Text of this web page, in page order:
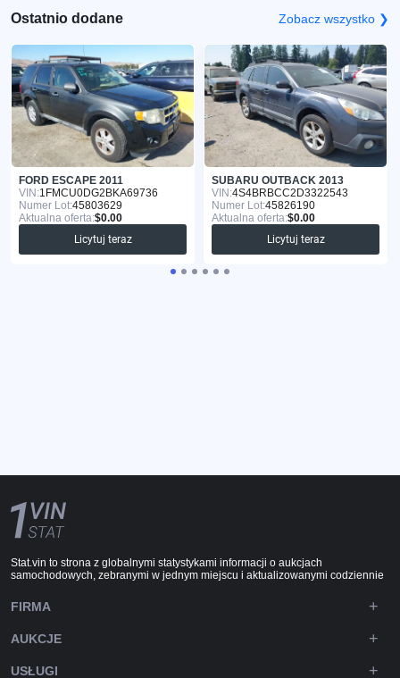
Ostatnio dodane Zobacz wszystko ❯
FORD ESCAPE 2011
VIN:1FMCU0DG2BKA69736
Numer Lot:45803629
Aktualna oferta:$0.00
Licytuj teraz
SUBARU OUTBACK 2013
VIN:4S4BRBCC2D3322543
Numer Lot:45826190
Aktualna oferta:$0.00
Licytuj teraz
Stat.vin to strona z globalnymi statystykami informacji o aukcjach
samochodowych, zebranymi w jednym miejscu i aktualizowanymi codziennie
FIRMA
AUKCJE
USŁUGI